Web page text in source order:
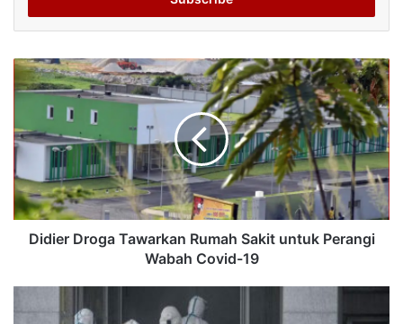
Didier Droga Tawarkan Rumah Sakit untuk Perangi
Wabah Covid-19